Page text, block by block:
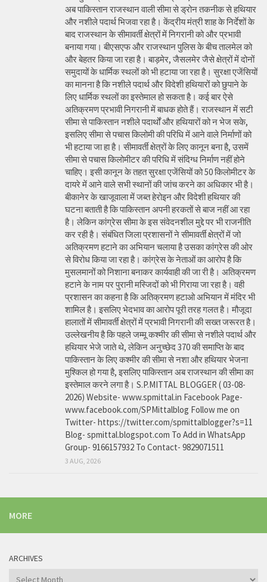
अब पाकिस्तान राजस्थान वाली सीमा से ड्रोन तकनीक से हथियार
और नशीले पदार्थ भिजवा रहा है। केंद्रीय मंत्री शाह के निर्देशों के
बाद राजस्थान के सीमावर्ती क्षेत्रों में निगरानी को और प्रभावी
बनाया गया। बीएसएफ और राजस्थान पुलिस के बीच तालमेल को
और बेहतर किया जा रहा है। बाड़मेर, जैसलमेर जैसे क्षेत्रों में दोनों
समुदायों के धार्मिक स्थलों को भी हटाया जा रहा है। सुरक्षा एजेंसियों
का मानना है कि नशीले पदार्थ और विदेशी हथियारों को छुपाने के
लिए धार्मिक स्थलों का इस्तेमाल हो सकता है। कई बार ऐसे
अतिक्रमण प्रभावी निगरानी में बाधक होते हैं। राजस्थान में सटी
सीमा से पाकिस्तान नशीले पदार्थों और हथियारों को न भेज सके,
इसलिए सीमा से पचास किलोमी की परिधि में आने वाले निर्माणों को
भी हटाया जा हा है। सीमावर्ती क्षेत्रों के लिए कानून बना है, उसमें
सीमा से पचास किलोमीटर की परिधि में संदिग्ध निर्माण नहीं होने
चाहिए। इसी कानून के तहत सुरक्षा एजेंसियों को 50 किलोमीटर के
दायरे में आने वाले सभी स्थानों की जांच करने का अधिकार भी है।
बीकानेर के खाजूवाला में जब्त हेरोइन और विदेशी हथियार की
घटना बताती है कि पाकिस्तान अपनी हरकतों से बाज नहीं आ रहा
है। लेकिन कांग्रेस सीमा के इस संवेदनशील मुद्दे पर भी राजनीति
कर रही है। संबंधित जिला प्रशासनों ने सीमावर्ती क्षेत्रों में जो
अतिक्रमण हटाने का अभियान चलाया है उसका कांग्रेस की ओर
से विरोध किया जा रहा है। कांग्रेस के नेताओं का आरोप है कि
मुसलमानों को निशाना बनाकर कार्यवाही की जा री है। अतिक्रमण
हटाने के नाम पर पुरानी मस्जिदों को भी गिराया जा रहा है। वही
प्रशासन का कहना है कि अतिक्रमण हटाओ अभियान में मंदिर भी
शामिल है। इसलिए भेदभाव का आरोप पूरी तरह गलत है। मौजूदा
हालातों में सीमावर्ती क्षेत्रों में प्रभावी निगरानी की सख्त जरूरत है।
उल्लेखनीय है कि पहले जम्मू कश्मीर की सीमा से नशीले पदार्थ और
हथियार भेजे जाते थे, लेकिन अनुच्छेद 370 की समाप्ति के बाद
पाकिस्तान के लिए कश्मीर की सीमा से नशा और हथियार भेजना
मुश्किल हो गया है, इसलिए पाकिस्तान अब राजस्थान की सीमा का
इस्तेमाल करने लगा है। S.P.MITTAL BLOGGER ( 03-08-
2026) Website- www.spmittal.in Facebook Page-
www.facebook.com/SPMittalblog Follow me on
Twitter- https://twitter.com/spmittalblogger?s=11
Blog- spmittal.blogspot.com To Add in WhatsApp
Group- 9166157932 To Contact- 9829071511
3 AUG, 2026
MORE
ARCHIVES
Archives